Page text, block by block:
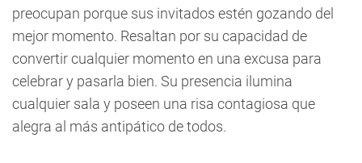
preocupan porque sus invitados estén gozando del
mejor momento. Resaltan por su capacidad de
convertir cualquier momento en una excusa para
celebrar y pasarla bien. Su presencia ilumina
cualquier sala y poseen una risa contagiosa que
alegra al más antipático de todos.